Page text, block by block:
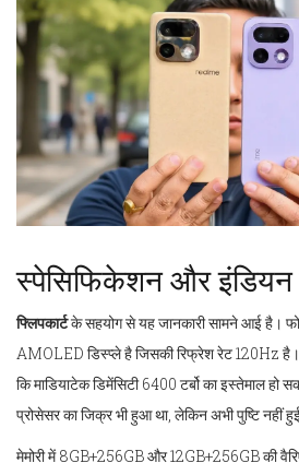
स्पेसिफिकेशन और इंडियन
फ्लिपकार्टके सहयोग से यह जानकारी सामने आई है।
AMOLED डिस्प्ले है जिसकी रिफ्रेश रेट 120Hz
कि माडियाटेक डिमेंसिटी 6400 टर्बो का इस्तेमाल हो
प्रोसेसर का जिक्र भी हुआ था, लेकिन अभी पुष्टि नहीं
मेमोरी में 8GB+256GB और 12GB+256GB की